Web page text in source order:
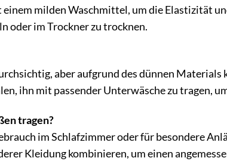
milden Waschmittel, um die Elastizität
oder im Trockner zu trocknen.
aber aufgrund des dünnen
ihn mit passender Unterwäsche zu tragen,
tragen?
im Schlafzimmer oder für besondere
Kleidung kombinieren, um einen